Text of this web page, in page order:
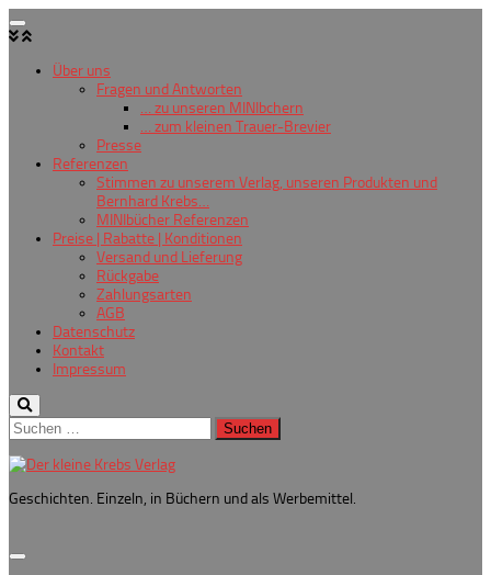
Zum
Inhalt
Über uns
Fragen und Antworten
… zu unseren MINIbchern
… zum kleinen Trauer-Brevier
Presse
Referenzen
Stimmen zu unserem Verlag, unseren Produkten und
Bernhard Krebs…
MINIbücher Referenzen
Preise | Rabatte | Konditionen
Versand und Lieferung
Rückgabe
Zahlungsarten
AGB
Datenschutz
Kontakt
Impressum
Suchen
nach:
Geschichten. Einzeln, in Büchern und als Werbemittel.